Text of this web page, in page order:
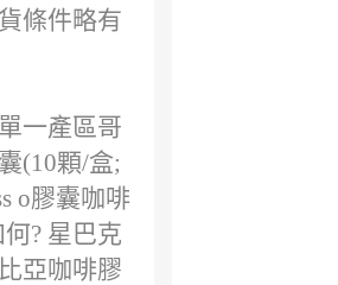
條件略有
一產區哥
(10顆/盒;
o膠囊咖啡
? 星巴克
亞咖啡膠